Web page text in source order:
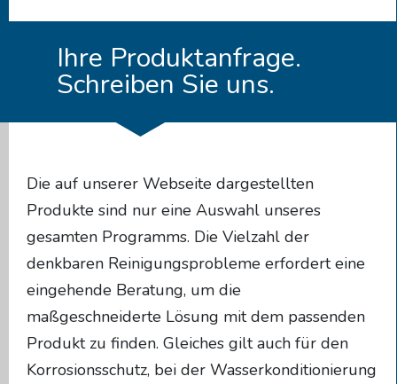
Ihre Produktanfrage.
Schreiben Sie uns.
Die auf unserer Webseite dargestellten
Produkte sind nur eine Auswahl unseres
gesamten Programms. Die Vielzahl der
denkbaren Reinigungsprobleme erfordert eine
eingehende Beratung, um die
maßgeschneiderte Lösung mit dem passenden
Produkt zu finden. Gleiches gilt auch für den
Korrosionsschutz, bei der Wasserkonditionierung